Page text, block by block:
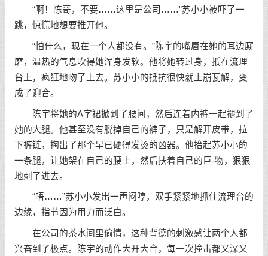
“啊！陈哥，不要……这里是公司……”苏小小被吓了一
跳，惊慌地想要推开他。
“怕什么，现在一个人都没有。”陈宇的嘴唇在她的耳边厮
磨，温热的气息吹得她浑身发软。他将她转过身，抵在流理
台上，疯狂地吻了上去。苏小小的抵抗很快就土崩瓦解，变
成了迎合。
陈宇将她的A字裙掀到了腰间，然后连着内裤一起褪到了
她的大腿。他甚至没有脱掉自己的裤子，只是解开皮带，拉
下裤链，掏出了那个早已硬得发烫的凶器。他抬起苏小小的
一条腿，让她架在自己的腰上，然后扶着自己的巨-物，狠狠
地刺了进去。
“唔……”苏小小发出一声闷哼，双手紧紧地抓住流理台的
边缘，指节因为用力而泛白。
在公司的茶水间里偷情，这种背德的刺激感让两个人都
兴奋到了极点。陈宇的动作大开大合，每一次撞击都又深又